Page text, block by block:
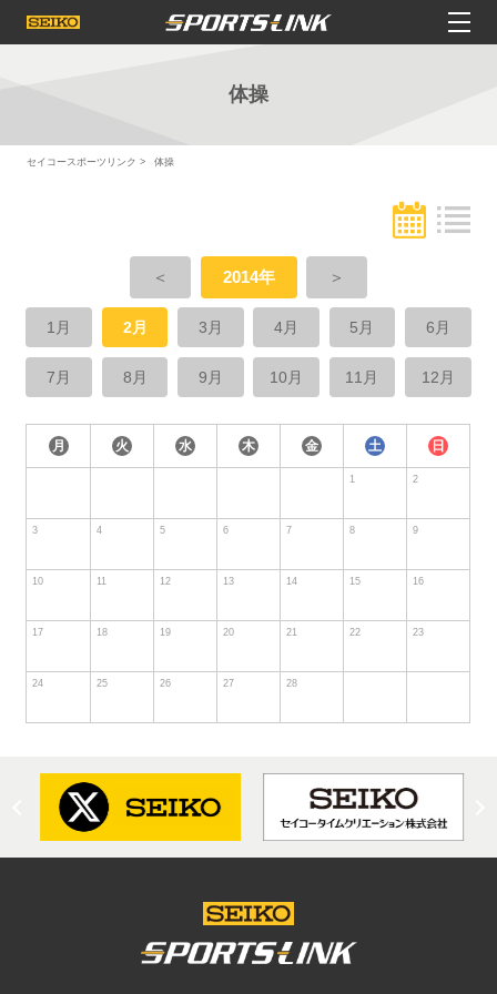
体操
セイコースポーツリンク 体操
＜ 2014年 ＞
1月 2月 3月 4月 5月 6月
7月 8月 9月 10月 11月 12月
月 火 水 木 金 土 日
1 2
3 4 5 6 7 8 9
10 11 12 13 14 15 16
17 18 19 20 21 22 23
24 25 26 27 28